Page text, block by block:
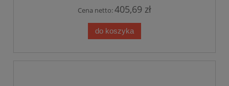
Cena netto:405,69 zł
do koszyka